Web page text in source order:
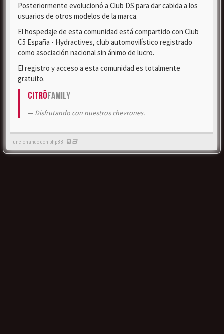
Posteriormente evolucionó a Club DS para dar cabida a los
usuarios de otros modelos de la marca.
El hospedaje de esta comunidad está compartido con Club
C5 España - Hydractives, club automovilístico registrado
como asociación nacional sin ánimo de lucro.
El registro y acceso a esta comunidad es totalmente
gratuito.
CitröFamily
Disfrutando con nuestros chevrones.
Funcionando con phpBB -